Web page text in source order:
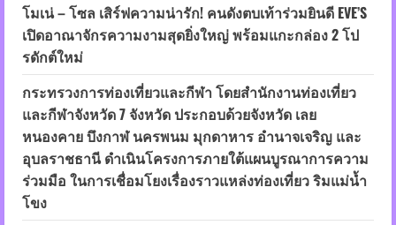
โมเน่ – โซล เสิร์ฟความน่ารัก! คนดังตบเท้าร่วมยินดี EVE’S
เปิดอาณาจักรความงามสุดยิ่งใหญ่ พร้อมแกะกล่อง 2 โป
รดักต์ใหม่
กระทรวงการท่องเที่ยวและกีฬา โดยสำนักงานท่องเที่ยว
และกีฬาจังหวัด 7 จังหวัด ประกอบด้วยจังหวัด เลย
หนองคาย บึงกาฬ นครพนม มุกดาหาร อำนาจเจริญ และ
อุบลราชธานี ดำเนินโครงการภายใต้แผนบูรณาการความ
ร่วมมือ ในการเชื่อมโยงเรื่องราวแหล่งท่องเที่ยว ริมแม่น้ำ
โขง